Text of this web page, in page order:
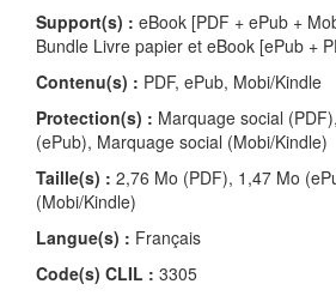
Support(s) : eBook [PDF + ePub +
Bundle Livre papier et eBook [ePub +
Contenu(s) : PDF, ePub, Mobi/Kindle
Protection(s) : Marquage social
(ePub), Marquage social (Mobi/Kindle)
Taille(s) : 2,76 Mo (PDF), 1,47 Mo
(Mobi/Kindle)
Langue(s) : Français
Code(s) CLIL : 3305